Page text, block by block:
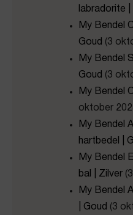
labradorite |
My Bendel
Goud (3
My Bendel
Goud (3
My Bendel
oktober
My Bendel
hartbedel |
My Bendel
bal | Zilver
My Bendel
| Goud (3